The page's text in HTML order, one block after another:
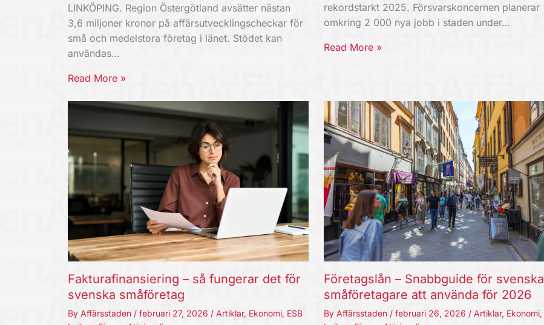
LINKÖPING. Region Östergötland avsätter nästan
3,6 miljoner kronor på affärsutvecklingscheckar för
små och medelstora företag i länet. Stödet kan
användas…
Read More »
rekordstarkt 2025. Försvarskoncernen planerar
omkring 2 000 nya jobb i staden under…
Read More »
Fakturafinansiering – så fungerar det för
svenska småföretag
By Affärsstaden / februari 27, 2026 / Artiklar, Ekonomi, ESB
Företagslån – Snabbguide för svenska
småföretagare att använda för 2026
By Affärsstaden / februari 26, 2026 / Artiklar, Ekonomi,